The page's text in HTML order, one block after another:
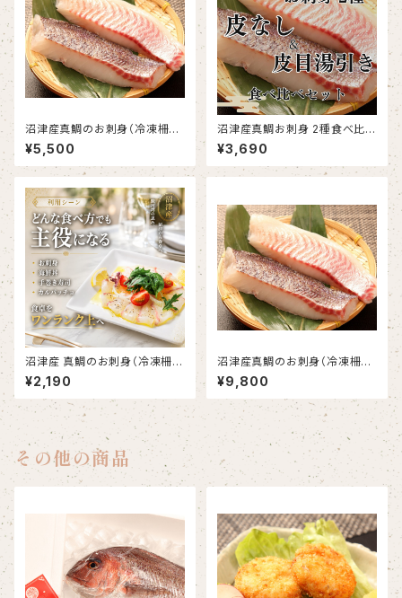
沼津産真鯛のお刺身（冷凍柵）
約130g×5袋
¥5,500
沼津産真鯛お刺身 2種食べ比べ
セット 鯛皮なし刺身 130g×2袋
鯛皮目湯引き済み 130g×2袋
¥3,690
沼津産 真鯛のお刺身（冷凍柵）
約130g×2袋
¥2,190
沼津産真鯛のお刺身（冷凍柵）
約130g×10袋
¥9,800
その他の商品